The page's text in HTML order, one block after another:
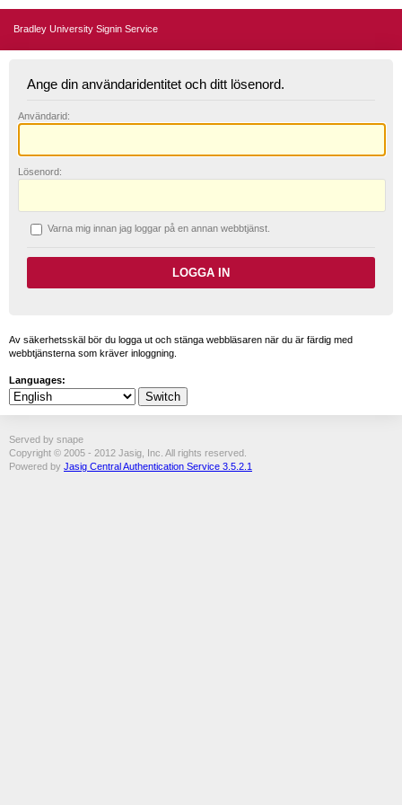
Bradley University Signin Service
Ange din användaridentitet och ditt lösenord.
Användarid:
L ösenord:
Varna mig innan jag loggar på en annan webbtjänst.
Av säkerhetsskäl bör du logga ut och stänga webbläsaren när du är färdig med
webbtjänsterna som kräver inloggning.
Languages:
Served by snape
Copyright © 2005 - 2012 Jasig, Inc. All rights reserved.
Powered by Jasig Central Authentication Service 3.5.2.1